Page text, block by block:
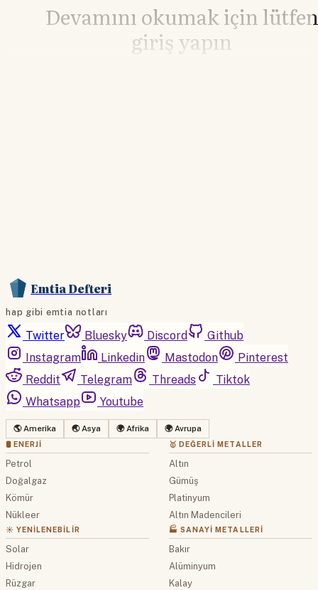
Devamını okumak için lütfen
giriş yapın
Emtia Defteri
hap gibi emtia notları
Twitter Bluesky Discord
Github
Instagram
Linkedin Mastodon
Pinterest
Reddit
Telegram Threads
Tiktok
Whatsapp
Youtube
🌎 Amerika 🌏 Asya 🌍 Afrika 🌍 Avrupa
🛢 ENERJI
Petrol
Doğalgaz
Kömür
Nükleer
☀️ YENILENEBILIR
Solar
Hidrojen
Rüzgar
🥇 DEĞERLI METALLER
Altın
Gümüş
Platinyum
Altın Madencileri
🏭 SANAYI METALLERI
Bakır
Alüminyum
Kalay